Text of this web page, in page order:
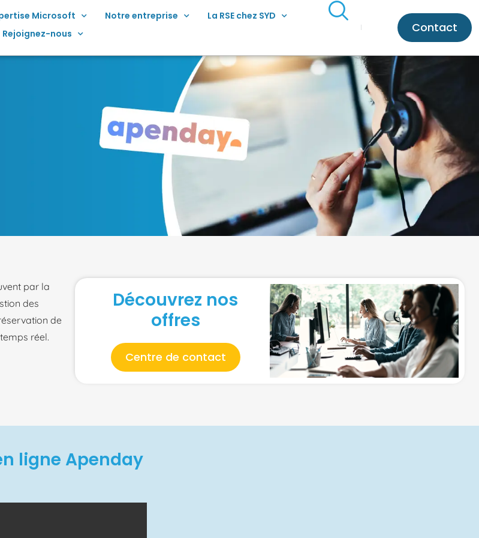
Microsoft Notre entreprise
La RSE chez SYD
Rejoignez-nous
Contact
par la
des
de
réel.
Découvrez nos
offres
Centre de contact
ligne Apenday